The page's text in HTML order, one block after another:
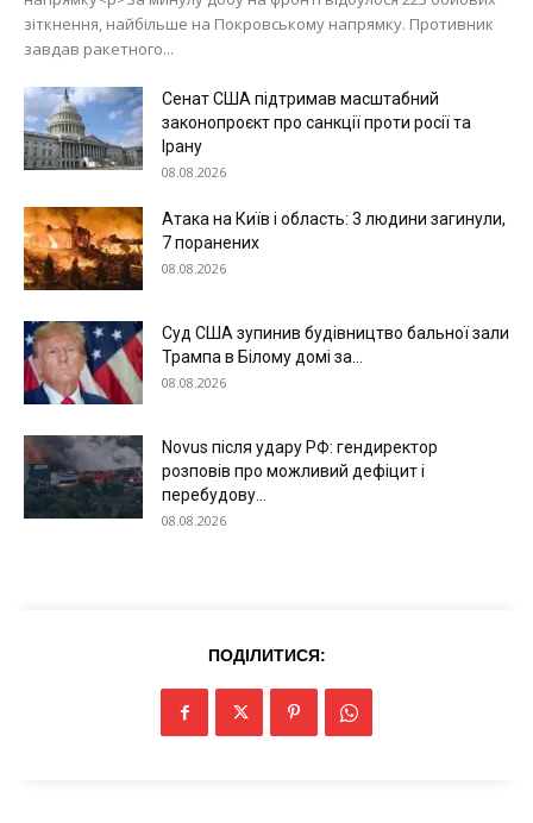
Меню
Київ
Україна
Економіка
Політика
Світ
Технології
зіткнення, найбільше на Покровському напрямку. Противник
завдав ракетного...
Сенат США підтримав масштабний
законопроєкт про санкції проти росії та
Ірану
08.08.2026
Атака на Київ і область: 3 людини загинули,
7 поранених
08.08.2026
Суд США зупинив будівництво бальної зали
Трампа в Білому домі за...
08.08.2026
Novus після удару РФ: гендиректор
розповів про можливий дефіцит і
перебудову...
08.08.2026
ПОДІЛИТИСЯ: